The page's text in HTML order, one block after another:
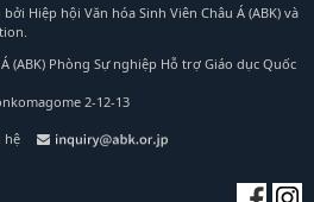
Hiệp hội Văn hóa Sinh Viên Châu Á (ABK) và
(ABK) Phòng Sự nghiệp Hỗ trợ Giáo dục Quốc
2-12-13
hệ